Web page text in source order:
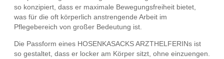
so konzipiert, dass er maximale Bewegungsfreiheit bietet,
was für die oft körperlich anstrengende Arbeit im
Pflegebereich von großer Bedeutung ist.
Die Passform eines HOSENKASACKS ARZTHELFERINs ist
so gestaltet, dass er locker am Körper sitzt, ohne einzuengen.